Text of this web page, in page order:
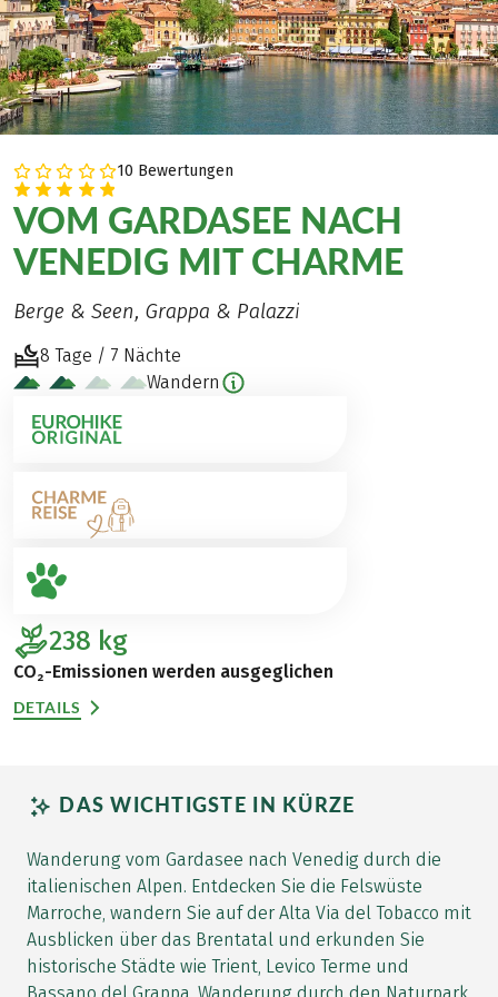
10 Bewertungen
VOM GARDASEE NACH
VENEDIG MIT CHARME
Berge & Seen, Grappa & Palazzi
8 Tage / 7 Nächte
Wandern
238 kg
CO₂-Emissionen werden ausgeglichen
DETAILS
DAS WICHTIGSTE IN KÜRZE
Wanderung vom Gardasee nach Venedig durch die
italienischen Alpen. Entdecken Sie die Felswüste
Marroche, wandern Sie auf der Alta Via del Tobacco mit
Ausblicken über das Brentatal und erkunden Sie
historische Städte wie Trient, Levico Terme und